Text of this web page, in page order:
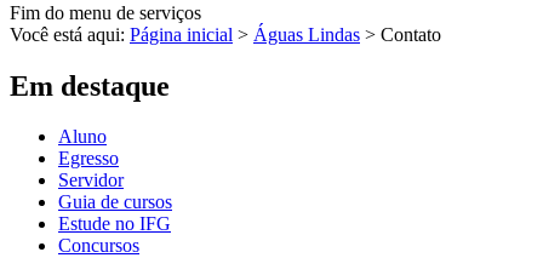
Fim do menu de serviços
Você está aqui: Página inicial > Águas Lindas > Contato
Em destaque
Aluno
Egresso
Servidor
Guia de cursos
Estude no IFG
Concursos